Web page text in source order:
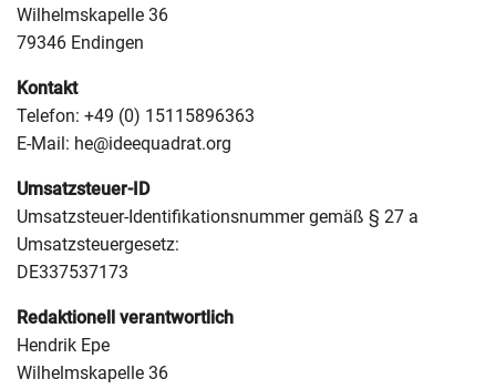
Wilhelmskapelle 36
79346 Endingen
Kontakt
Telefon: +49 (0) 15115896363
E-Mail: he@ideequadrat.org
Umsatzsteuer-ID
Umsatzsteuer-Identifikationsnummer gemäß § 27 a
Umsatzsteuergesetz:
DE337537173
Redaktionell verantwortlich
Hendrik Epe
Wilhelmskapelle 36